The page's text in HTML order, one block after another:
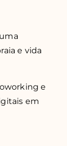
e vida
e
em